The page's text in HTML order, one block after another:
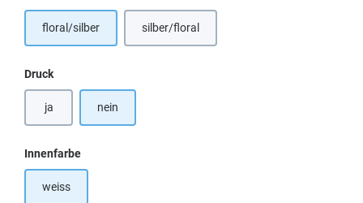
floral/silber silber/floral
Druckauswählen
ja nein
Innenfarbeauswählen
weiss